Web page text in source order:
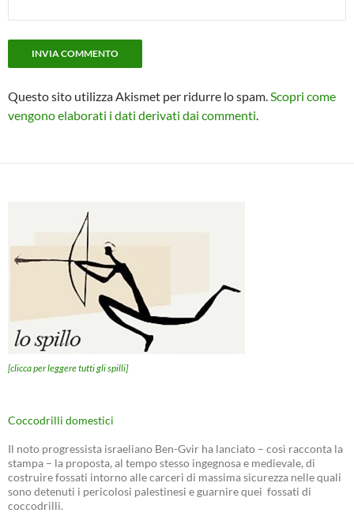
Questo sito utilizza Akismet per ridurre lo spam.Scopri come
vengono elaborati i dati derivati dai commenti.
[clicca per leggere tutti gli spilli]
Coccodrilli domestici
Il noto progressista israeliano Ben-Gvir ha lanciato – così racconta la
stampa – la proposta, al tempo stesso ingegnosa e medievale, di
costruire fossati intorno alle carceri di massima sicurezza nelle quali
sono detenuti i pericolosi palestinesi e guarnire quei fossati di
coccodrilli.